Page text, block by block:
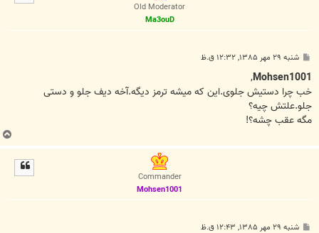
Old Moderator
Ma3ouD
ت
شنبه ۲۹ مهر ۱۳۸۵, ۱۲:۳۲ ق.ظ
Mohsen1001
,
خب چرا دستیش جلوی.این که میشه ترمز دیگه.آخه دیف جلو و دستی
جلو.علتش چیه؟
مگه عقب چشه؟!
Commander
Mohsen1001
شنبه ۲۹ مهر ۱۳۸۵, ۱۲:۴۳ ق.ظ